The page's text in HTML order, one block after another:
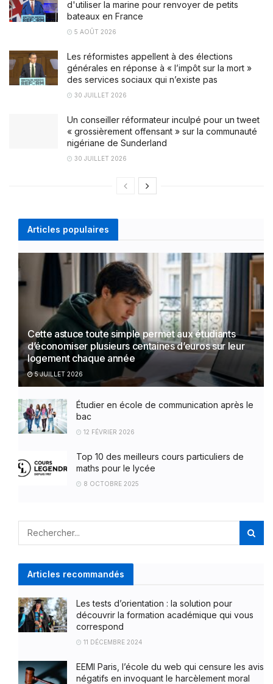
d'utiliser la marine pour renvoyer de petits
bateaux en France
5 AOÛT 2026
Les réformistes appellent à des élections
générales en réponse à « l’impôt sur la mort »
des services sociaux qui n’existe pas
30 JUILLET 2026
Un conseiller réformateur inculpé pour un tweet
« grossièrement offensant » sur la communauté
nigériane de Sunderland
30 JUILLET 2026
Articles populaires
Cette astuce toute simple permet aux étudiants
d’économiser plusieurs centaines d’euros sur leur
logement chaque année
5 JUILLET 2026
Étudier en école de communication après le
bac
12 FÉVRIER 2026
Top 10 des meilleurs cours particuliers de
maths pour le lycée
8 OCTOBRE 2025
Articles recommandés
Les tests d’orientation : la solution pour
découvrir la formation académique qui vous
correspond
11 DÉCEMBRE 2024
EEMI Paris, l’école du web qui censure les avis
négatifs en invoquant le harcèlement moral